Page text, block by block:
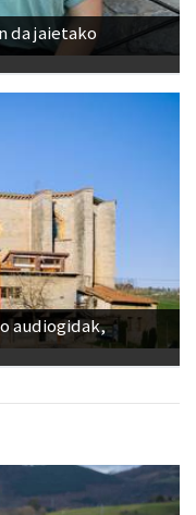
da jaietako
audiogidak,